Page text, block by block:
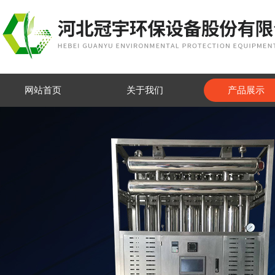
网站首页 关于我们 产品展示